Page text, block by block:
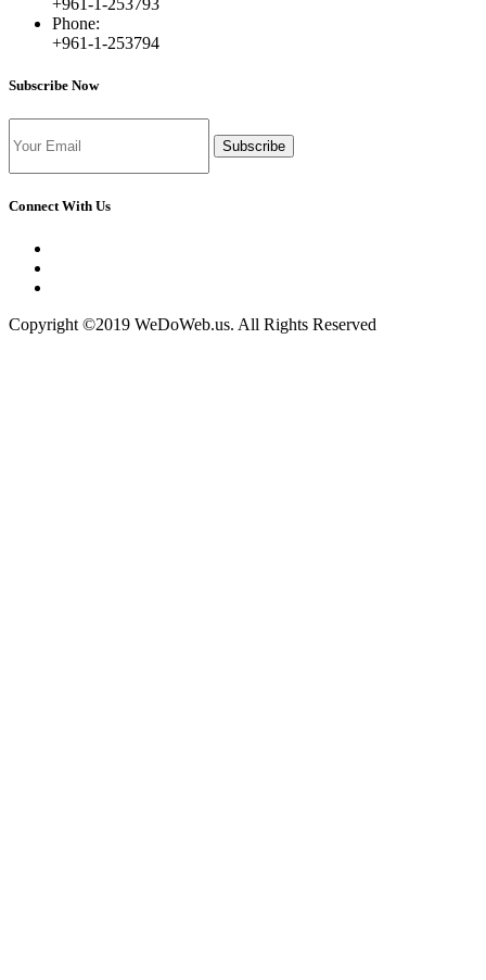
Phone:
+961-1-253794
Subscribe Now
Subscribe
Connect With Us
Copyright ©2019 WeDoWeb.us. All Rights Reserved